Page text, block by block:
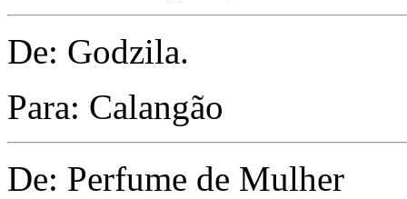
De: Godzila.
Para: Calangão
De: Perfume de Mulher